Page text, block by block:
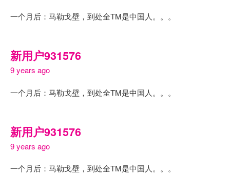
一个月后：马勒戈壁，到处全TM是中国人。。。
新用户931576
9 years ago
一个月后：马勒戈壁，到处全TM是中国人。。。
新用户931576
9 years ago
一个月后：马勒戈壁，到处全TM是中国人。。。